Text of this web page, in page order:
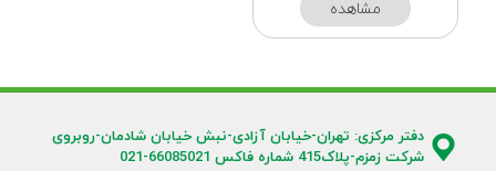
مشاهده
دفتر مرکزی: تهران-خیابان آزادی-نبش خیابان شادمان-روبروی
شرکت زمزم-پلاک415 شماره فاکس 66085021-021